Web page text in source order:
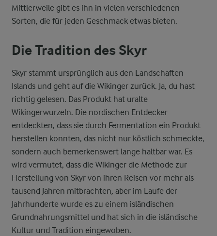
Mittlerweile gibt es ihn in vielen verschiedenen
Sorten, die für jeden Geschmack etwas bieten.
Die Tradition des Skyr
Skyr stammt ursprünglich aus den Landschaften
Islands und geht auf die Wikinger zurück. Ja, du hast
richtig gelesen. Das Produkt hat uralte
Wikingerwurzeln. Die nordischen Entdecker
entdeckten, dass sie durch Fermentation ein Produkt
herstellen konnten, das nicht nur köstlich schmeckte,
sondern auch bemerkenswert lange haltbar war. Es
wird vermutet, dass die Wikinger die Methode zur
Herstellung von Skyr von ihren Reisen vor mehr als
tausend Jahren mitbrachten, aber im Laufe der
Jahrhunderte wurde es zu einem isländischen
Grundnahrungsmittel und hat sich in die isländische
Kultur und Tradition eingewoben.